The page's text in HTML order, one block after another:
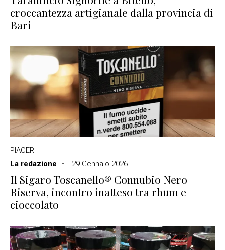
croccantezza artigianale dalla provincia di
Bari
PIACERI
La redazione
29 Gennaio 2026
Il Sigaro Toscanello® Connubio Nero
Riserva, incontro inatteso tra rhum e
cioccolato